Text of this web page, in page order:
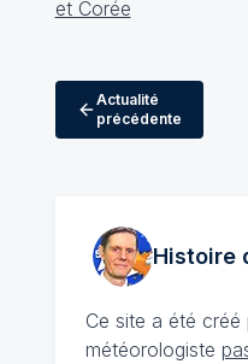
Actualité
précédente
Histoire
Ce site a été créé
météorologiste